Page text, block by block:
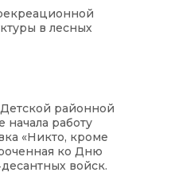
в лесных
Детской районной
начала работу
«Никто, кроме
ко Дню
войск.